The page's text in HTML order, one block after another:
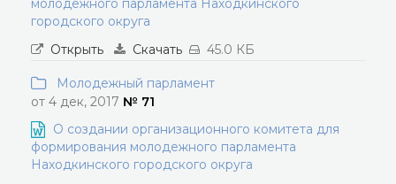
молодежного парламента Находкинского
городского округа
Открыть
Скачать 45.0 КБ
Молодежный парламент
от 4 дек, 2017 № 71
О создании организационного комитета для
формирования молодежного парламента
Находкинского городского округа